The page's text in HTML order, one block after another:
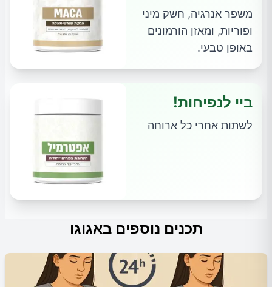
משפר אנרגיה, חשק מיני
ופוריות, ומאזן הורמונים
באופן טבעי.
ביי לנפיחות!
לשתות אחרי כל ארוחה
תכנים נוספים באגוגו